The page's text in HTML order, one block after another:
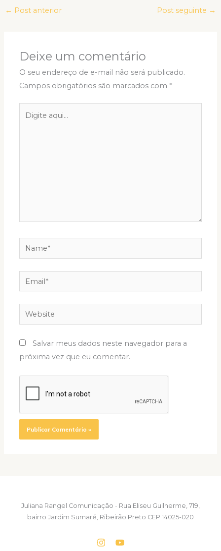
← Post anterior Post seguinte →
Deixe um comentário
O seu endereço de e-mail não será publicado.
Campos obrigatórios são marcados com *
Name*
Email*
Website
Salvar meus dados neste navegador para a
próxima vez que eu comentar.
Juliana Rangel Comunicação - Rua Eliseu Guilherme, 719,
bairro Jardim Sumaré, Ribeirão Preto CEP 14025-020